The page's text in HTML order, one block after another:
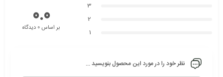
3
2
1
0.0بر اساس 0 دیدگاه
نظر خود را در مورد این محصول بنویسید ...